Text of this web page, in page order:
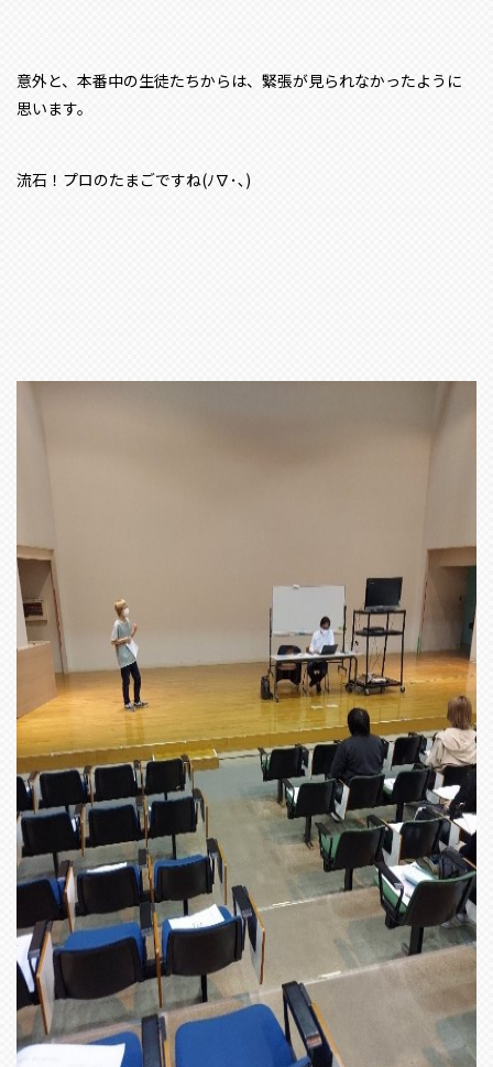
意外と、本番中の生徒たちからは、緊張が見られなかったように
思います。
流石！プロのたまごですね(ﾉ∇･､)